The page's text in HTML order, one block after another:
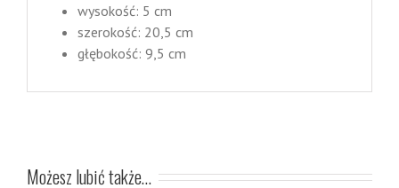
wysokość: 5 cm
szerokość: 20,5 cm
głębokość: 9,5 cm
Możesz lubić także…